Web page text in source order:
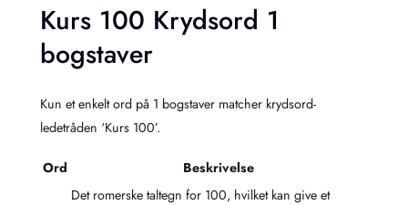
Kurs 100 Krydsord 1
bogstaver
Kun et enkelt ord på 1 bogstaver matcher krydsord-
ledetråden ‘Kurs 100’.
Ord Beskrivelse
Det romerske taltegn for 100, hvilket kan give et